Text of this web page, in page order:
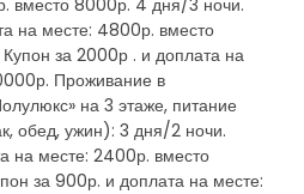
вместо 8000р. 4 дня/3 ночи.
на месте: 4800р. вместо
за 2000р . и доплата на
Проживание в
на 3 этаже, питание
обед, ужин): 3 дня/2 ночи.
на месте: 2400р. вместо
за 900р. и доплата на месте: